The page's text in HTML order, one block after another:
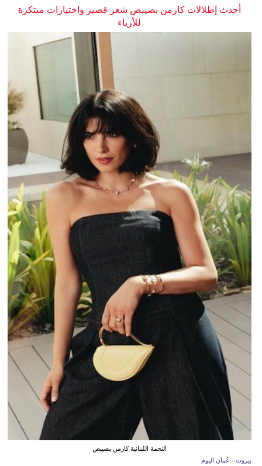
أحدث إطلالات كارمن بصيبص شعر قصير واختيارات مبتكرة
للأزياء
النجمة اللبنانية كارمن بصيبص
بيروت - عُمان اليوم